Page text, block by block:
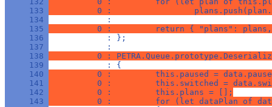
     133
0 :
     134
            :
     135
0 :         return { "plans":
     136
            : };
     137
            :
     138
0 :
     139
            : {
     140
0 :         this.paused =
     141
0 :         this.switched =
     142
          0 :         this.plans = [];
     143
0 :         for (let dataPlan of